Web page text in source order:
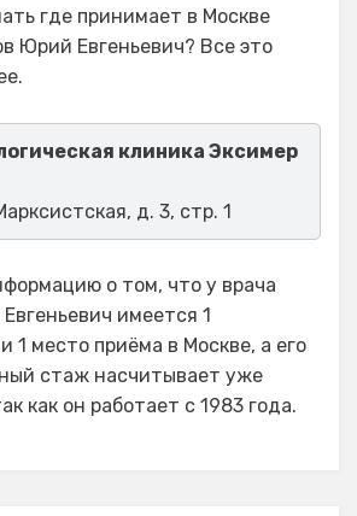
где принимает в Москве
Юрий Евгеньевич? Все это
клиника Эксимер
д. 3, стр. 1
о том, что у врача
имеется 1
1 место приёма в Москве, а его
стаж насчитывает уже
как он работает с 1983 года.